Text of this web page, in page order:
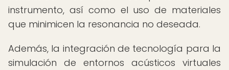
instrumento, así como el uso de materiales
que minimicen la resonancia no deseada.
Además, la integración de tecnología para la
simulación de entornos acústicos virtuales